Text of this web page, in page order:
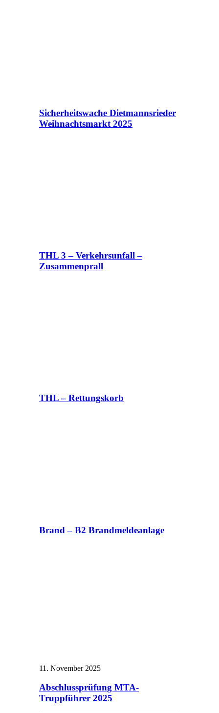
Sicherheitswache Dietmannsrieder
Weihnachtsmarkt 2025
THL 3 – Verkehrsunfall –
Zusammenprall
THL – Rettungskorb
Brand – B2 Brandmeldeanlage
11. November 2025
Abschlussprüfung MTA-
Truppführer 2025